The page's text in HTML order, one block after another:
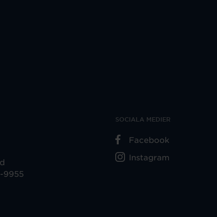
9955
SOCIALA MEDIER
Facebook
Instagram